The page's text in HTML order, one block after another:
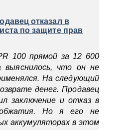
отказал в
по защите прав
100 прямой за 12 600
что он не
На следующий
денег. Продавец
заключение и отказ в
Но я его не
аккумуляторах в этом